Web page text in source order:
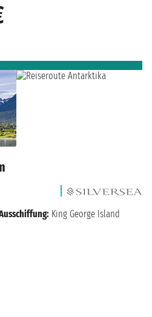
King George Island